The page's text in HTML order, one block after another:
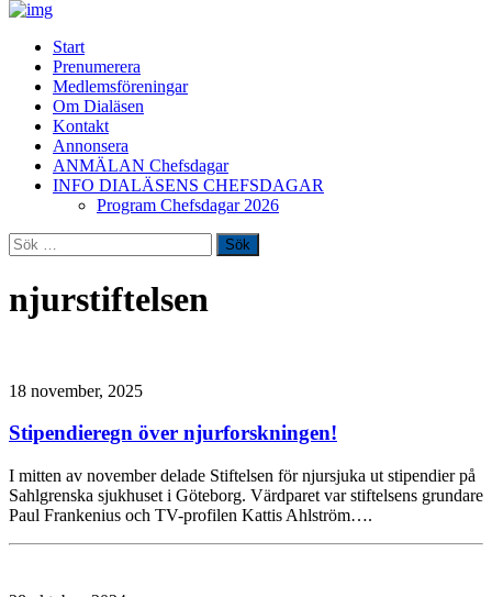
Start
Prenumerera
Medlemsföreningar
Om Dialäsen
Kontakt
Annonsera
ANMÄLAN Chefsdagar
INFO DIALÄSENS CHEFSDAGAR
Program Chefsdagar 2026
Sök
efter:
njurstiftelsen
18 november, 2025
Stipendieregn över njurforskningen!
I mitten av november delade Stiftelsen för njursjuka ut stipendier på
Sahlgrenska sjukhuset i Göteborg. Värdparet var stiftelsens grundare
Paul Frankenius och TV-profilen Kattis Ahlström….